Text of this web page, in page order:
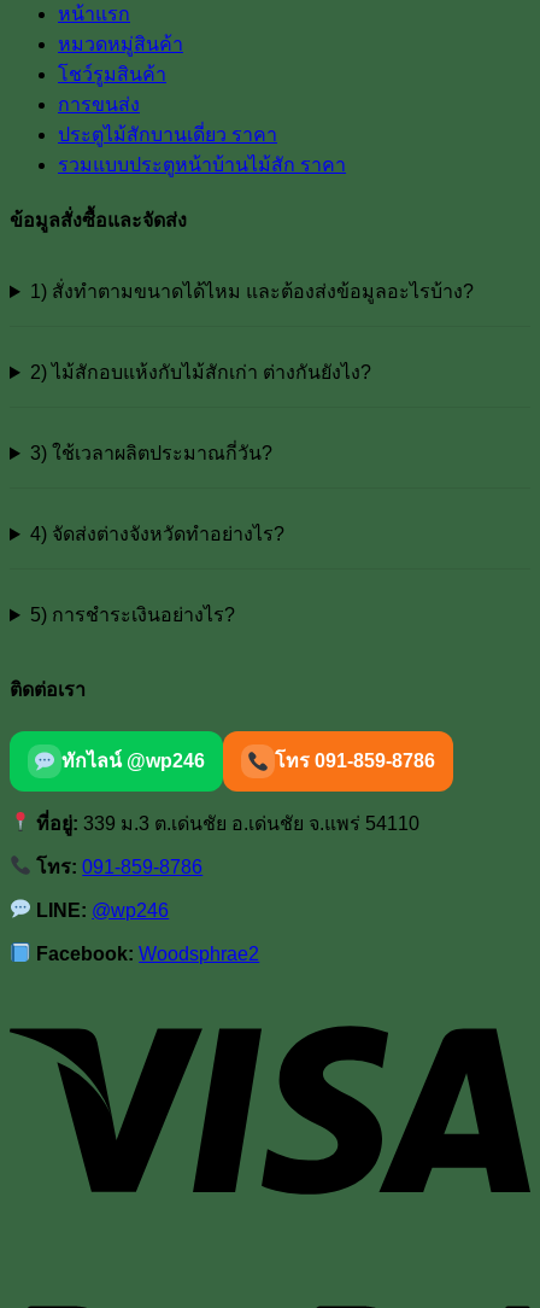
หน้าแรก
หมวดหมู่สินค้า
โชว์รูมสินค้า
การขนส่ง
ประตูไม้สักบานเดี่ยว ราคา
รวมแบบประตูหน้าบ้านไม้สัก ราคา
ข้อมูลสั่งซื้อและจัดส่ง
1) สั่งทำตามขนาดได้ไหม และต้องส่งข้อมูลอะไรบ้าง?
2) ไม้สักอบแห้งกับไม้สักเก่า ต่างกันยังไง?
3) ใช้เวลาผลิตประมาณกี่วัน?
4) จัดส่งต่างจังหวัดทำอย่างไร?
5) การชำระเงินอย่างไร?
ติดต่อเรา
ทักไลน์ @wp246 โทร 091-859-8786
ที่อยู่: 339 ม.3 ต.เด่นชัย อ.เด่นชัย จ.แพร่ 54110
โทร: 091-859-8786
LINE: @wp246
Facebook: Woodsphrae2